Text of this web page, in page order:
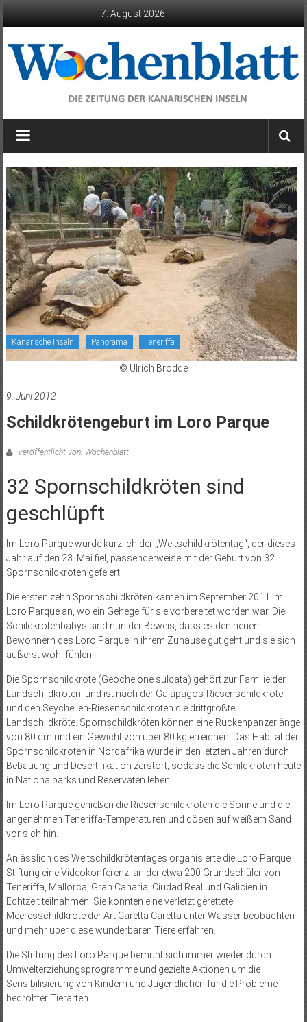
7. August 2026
Wochenblatt
die
der
Kanarischen
Inseln
Kanarische Inseln Panorama Teneriffa
© Ulrich Brodde
9. Juni 2012
Schildkrötengeburt im Loro Parque
Veröffentlicht von: Wochenblatt
32 Spornschildkröten sind
geschlüpft
Im Loro Parque wurde kürzlich der „Weltschildkrötentag“, der dieses
Jahr auf den 23. Mai fiel, passenderweise mit der Geburt von 32
Spornschildkröten gefeiert.
Die ersten zehn Spornschildkröten kamen im September 2011 im
Loro Parque an, wo ein Gehege für sie vorbereitet worden war. Die
Schildkrötenbabys sind nun der Beweis, dass es den neuen
Bewohnern des Loro Parque in ihrem Zuhause gut geht und sie sich
äußerst wohl fühlen.
Die Spornschildkröte (Geochelone sulcata) gehört zur Familie der
Landschildkröten und ist nach der Galápagos-Riesenschildkröte
und den Seychellen-Riesenschildkröten die drittgrößte
Landschildkröte. Spornschildkröten können eine Rückenpanzerlänge
von 80 cm und ein Gewicht von über 80 kg erreichen. Das Habitat der
Spornschildkröten in Nordafrika wurde in den letzten Jahren durch
Bebauung und Desertifikation zerstört, sodass die Schildkröten heute
in Nationalparks und Reservaten leben.
Im Loro Parque genießen die Riesenschildkröten die Sonne und die
angenehmen Teneriffa-Temperaturen und dösen auf weißem Sand
vor sich hin.
Anlässlich des Weltschildkrötentages organisierte die Loro Parque
Stiftung eine Videokonferenz, an der etwa 200 Grundschüler von
Teneriffa, Mallorca, Gran Canaria, Ciudad Real und Galicien in
Echtzeit teilnahmen. Sie konnten eine verletzt gerettete
Meeresschildkröte der Art Caretta Caretta unter Wasser beobachten
und mehr über diese wunderbaren Tiere erfahren.
Die Stiftung des Loro Parque bemüht sich immer wieder durch
Umwelterziehungsprogramme und gezielte Aktionen um die
Sensibilisierung von Kindern und Jugendlichen für die Probleme
bedrohter Tierarten.